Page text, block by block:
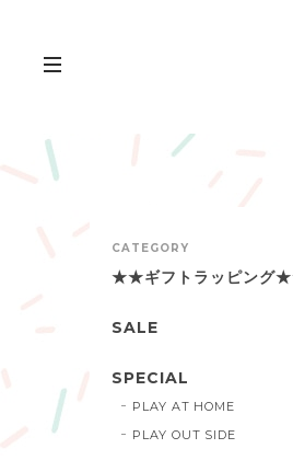
CATEGORY
★★ギフトラッピング
SALE
SPECIAL
PLAY AT HOME
PLAY OUT SIDE